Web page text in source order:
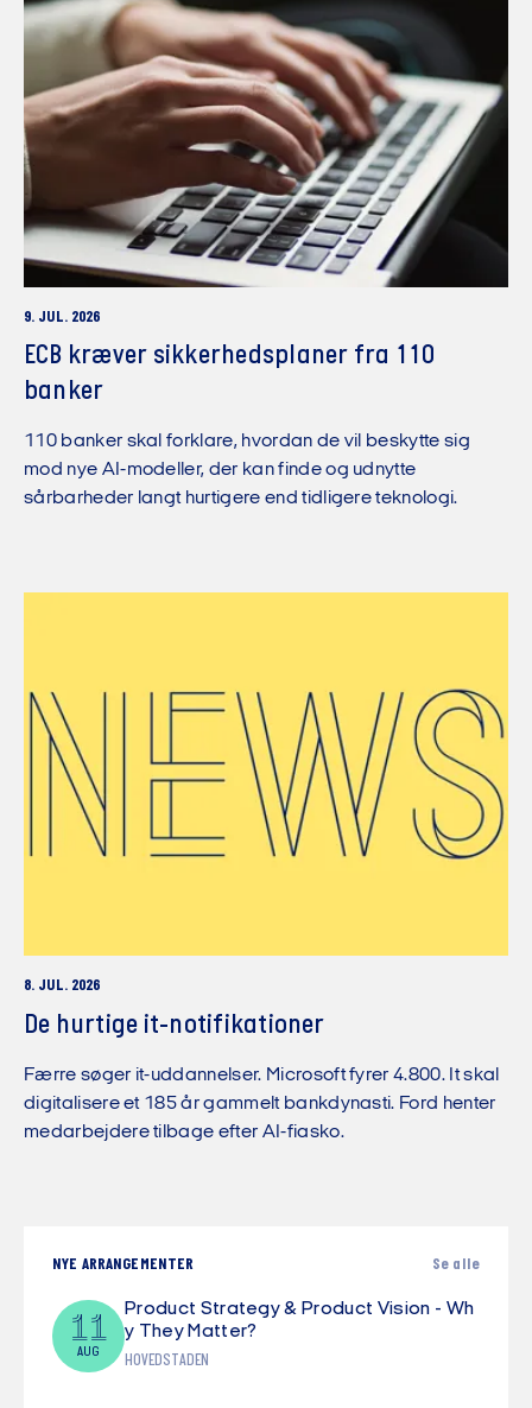
9. JUL. 2026
ECB kræver sikkerhedsplaner fra 110
banker
110 banker skal forklare, hvordan de vil beskytte sig
mod nye AI-modeller, der kan finde og udnytte
sårbarheder langt hurtigere end tidligere teknologi.
8. JUL. 2026
De hurtige it-notifikationer
Færre søger it-uddannelser. Microsoft fyrer 4.800. It skal
digitalisere et 185 år gammelt bankdynasti. Ford henter
medarbejdere tilbage efter AI-fiasko.
NYE ARRANGEMENTER Se alle
11
AUG
Product Strategy & Product Vision - Wh
y They Matter?
HOVEDSTADEN